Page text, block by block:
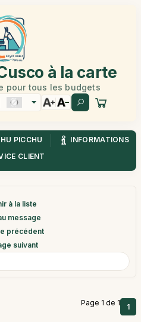
à la carte
pour tous les budgets
PICCHU
INFORMATIONS
CLIENT
à la liste
message
précédent
suivant
Page 1 de 1 1